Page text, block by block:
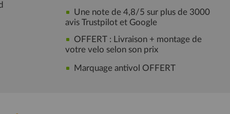
Une note de 4,8/5 sur plus de 3000
avis Trustpilot et Google
OFFERT : Livraison + montage de
votre velo selon son prix
Marquage antivol OFFERT